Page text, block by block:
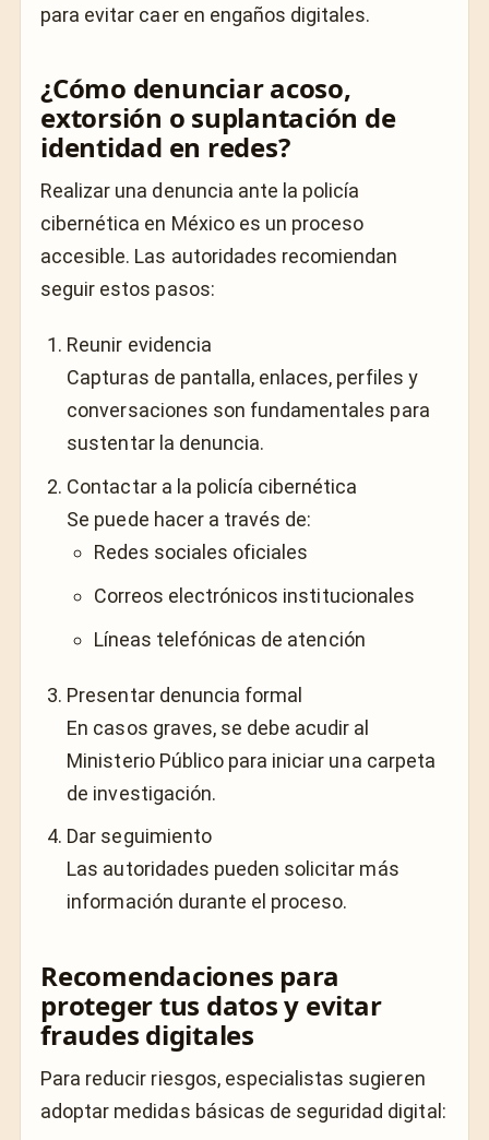
para evitar caer en engaños digitales.
¿Cómo denunciar acoso,
extorsión o suplantación de
identidad en redes?
Realizar una denuncia ante la policía
cibernética en México es un proceso
accesible. Las autoridades recomiendan
seguir estos pasos:
Reunir evidencia
Capturas de pantalla, enlaces, perfiles y
conversaciones son fundamentales para
sustentar la denuncia.
Contactar a la policía cibernética
Se puede hacer a través de:
Redes sociales oficiales
Correos electrónicos institucionales
Líneas telefónicas de atención
Presentar denuncia formal
En casos graves, se debe acudir al
Ministerio Público para iniciar una carpeta
de investigación.
Dar seguimiento
Las autoridades pueden solicitar más
información durante el proceso.
Recomendaciones para
proteger tus datos y evitar
fraudes digitales
Para reducir riesgos, especialistas sugieren
adoptar medidas básicas de seguridad digital: